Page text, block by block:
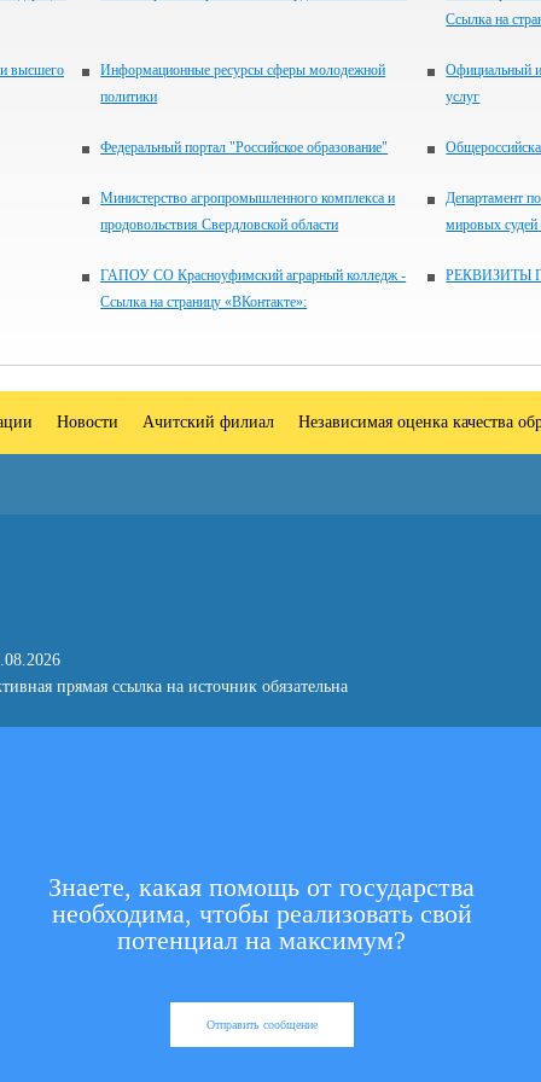
Ссылка на
высшего
Информационные ресурсы сферы молодежной
политики
Официальный
услуг
Федеральный портал "Российское образование"
Министерство агропромышленного комплекса и
продовольствия Свердловской области
Департамент
мировых судей
ГАПОУ СО Красноуфимский аграрный колледж -
Ссылка на страницу «ВКонтакте»:
РЕКВИЗИТЫ
Новости Ачитский филиал Независимая оценка качества
прямая ссылка на источник обязательна
Знаете, какая помощь от государства
необходима, чтобы реализовать свой
потенциал на максимум?
Отправить сообщение